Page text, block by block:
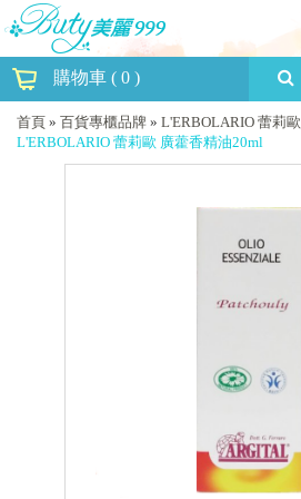
購物車 ( 0 )
首頁 » 百貨專櫃品牌 » L'ERBOLARIO 蕾莉歐
L'ERBOLARIO 蕾莉歐 廣藿香精油20ml